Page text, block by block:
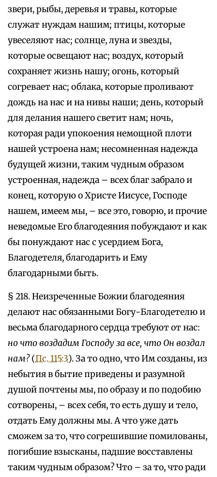
звери, рыбы, деревья и травы, которые
служат нуждам нашим; птицы, которые
увеселяют нас; солнце, луна и звезды,
которые освещают нас; воздух, который
сохраняет жизнь нашу; огонь, который
согревает нас; облака, которые проливают
дождь на нас и на нивы наши; день, который
для делания нашего светит нам; ночь,
которая ради упокоения немощной плоти
нашей устроена нам; несомненная надежда
будущей жизни, таким чудным образом
устроенная, надежда – всех благ забрало и
конец, которую о Христе Иисусе, Господе
нашем, имеем мы, – все это, говорю, и прочие
неведомые Его благодеяния побуждают и как
бы понуждают нас с усердием Бога,
Благодетеля, благодарить и Ему
благодарными быть.
§ 218. Неизреченные Божии благодеяния
делают нас обязанными Богу-Благодетелю и
весьма благодарного сердца требуют от нас:
но что воздадим Господу за все, что Он воздал
нам?(Пс. 115:3). За то одно, что Им созданы, из
небытия в бытие приведены и разумной
душой почтены мы, по образу и по подобию
сотворены, – всех себя, то есть душу и тело,
отдать Ему должны мы. А что уже дать
сможем за то, что согрешившие помилованы,
погибшие взысканы, падшие восставлены
таким чудным образом? Что – за то, что ради